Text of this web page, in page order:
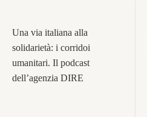
Una via italiana alla
solidarietà: i corridoi
umanitari. Il podcast
dell’agenzia DIRE